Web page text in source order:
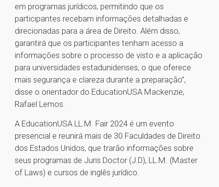
em programas jurídicos, permitindo que os
participantes recebam informações detalhadas e
direcionadas para a área de Direito. Além disso,
garantirá que os participantes tenham acesso a
informações sobre o processo de visto e a aplicação
para universidades estadunidenses, o que oferece
mais segurança e clareza durante a preparação”,
disse o orientador do EducationUSA Mackenzie,
Rafael Lemos.
A EducationUSA LL.M. Fair 2024 é um evento
presencial e reunirá mais de 30 Faculdades de Direito
dos Estados Unidos, que trarão informações sobre
seus programas de Juris Doctor (J.D), LL.M. (Master
of Laws) e cursos de inglês jurídico.